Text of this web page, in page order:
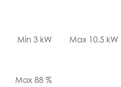
Min 3 kW
Max 88 %
Max 10.5 kW